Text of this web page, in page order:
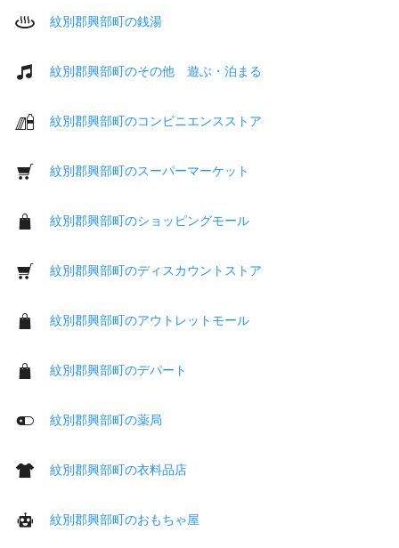
紋別郡興部町の銭湯
紋別郡興部町のその他 遊ぶ・泊まる
紋別郡興部町のコンビニエンスストア
紋別郡興部町のスーパーマーケット
紋別郡興部町のショッピングモール
紋別郡興部町のディスカウントストア
紋別郡興部町のアウトレットモール
紋別郡興部町のデパート
紋別郡興部町の薬局
紋別郡興部町の衣料品店
紋別郡興部町のおもちゃ屋